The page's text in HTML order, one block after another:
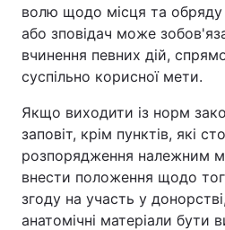
волю щодо місця та обряду
або зповідач може
вчинення певних дій,
суспільно корисної мети.
Якщо виходити із норм
заповіт, крім пунктів, які
розпорядження належним
внести положення щодо
згоду на участь у
анатомічні матеріали бути